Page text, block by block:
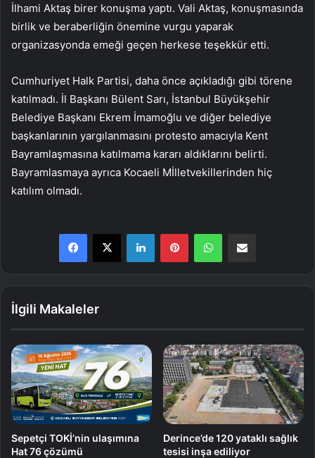
İlhami Aktaş birer konuşma yaptı. Vali Aktaş, konuşmasında
birlik ve beraberliğin önemine vurgu yaparak
organizasyonda emeği geçen herkese teşekkür etti.
Cumhuriyet Halk Partisi, daha önce açıkladığı gibi törene
katılmadı. İl Başkanı Bülent Sarı, İstanbul Büyükşehir
Belediye Başkanı Ekrem İmamoğlu ve diğer belediye
başkanlarının yargılanmasını protesto amacıyla Kent
Bayramlaşmasına katılmama kararı aldıklarını belirti.
Bayramlasmaya ayrıca Kocaeli Mİlletvekillerinden hiç
katılım olmadı.
İlgili Makaleler
Sepetçi TOKİ’nin ulaşımına
Hat 76 çözümü
Derince’de 120 yataklı sağlık
tesisi inşa ediliyor